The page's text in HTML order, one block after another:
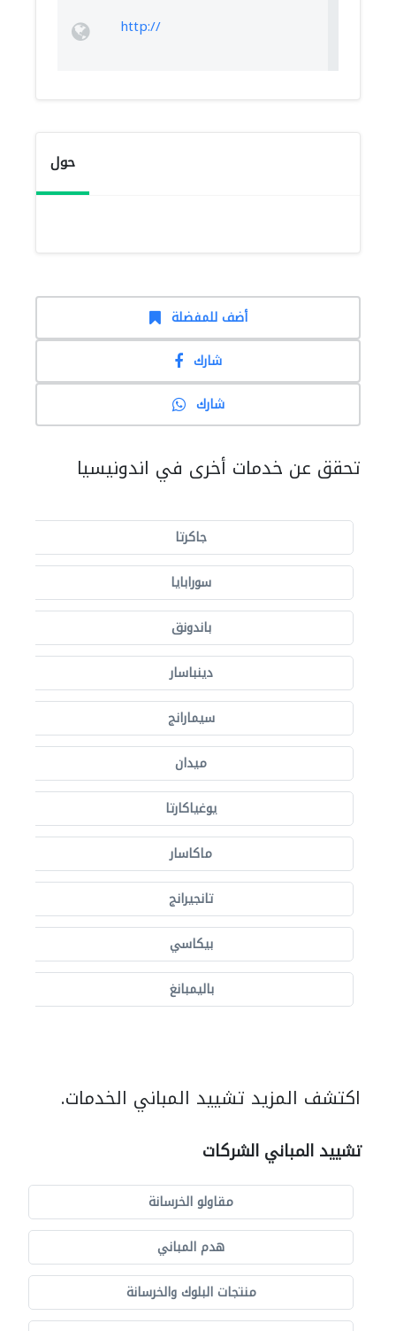
http://
حول
أضف للمفضلة
شارك
شارك
تحقق عن خدمات أخرى في اندونيسيا
جاكرتا
سورابايا
باندونق
دينباسار
سيمارانج
ميدان
يوغياكارتا
ماكاسار
تانجيرانج
بيكاسي
باليمبانغ
اكتشف المزيد تشييد المباني الخدمات.
تشييد المباني الشركات
مقاولو الخرسانة
هدم المباني
منتجات البلوك والخرسانة